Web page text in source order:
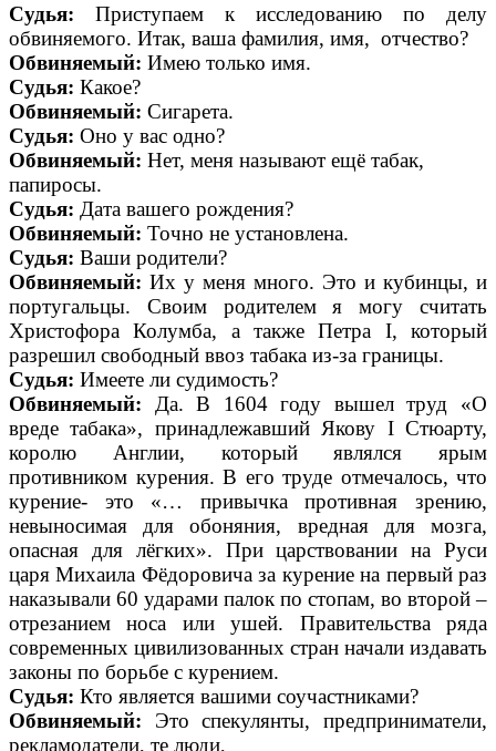
Судья: Приступаем к исследованию по делу
обвиняемого. Итак, ваша фамилия, имя, отчество?
Обвиняемый: Имею только имя.
Судья: Какое?
Обвиняемый: Сигарета.
Судья: Оно у вас одно?
Обвиняемый: Нет, меня называют ещё табак,
папиросы.
Судья: Дата вашего рождения?
Обвиняемый: Точно не установлена.
Судья: Ваши родители?
Обвиняемый: Их у меня много. Это и кубинцы, и
португальцы. Своим родителем я могу считать
Христофора Колумба, а также Петра I, который
разрешил свободный ввоз табака из-за границы.
Судья: Имеете ли судимость?
Обвиняемый:
Да. В 1604 году вышел труд «О
вреде табака», принадлежавший Якову I Стюарту,
королю Англии, который являлся ярым
противником курения. В его труде отмечалось, что
курение- это «… привычка противная зрению,
невыносимая для обоняния, вредная для мозга,
опасная для лёгких». При царствовании на Руси
царя Михаила Фёдоровича за курение на первый раз
наказывали 60 ударами палок по стопам, во второй –
отрезанием носа или ушей. Правительства ряда
современных цивилизованных стран начали издавать
законы по борьбе с курением.
Судья: Кто является вашими соучастниками?
Обвиняемый: Это спекулянты, предприниматели,
рекламодатели, те люди,